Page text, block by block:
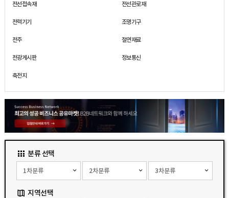
전선접속재 전선관로재
전력기기 조명기구
전주 절연재료
전광게시판 정보통신
축전지
분류 선택
지역선택